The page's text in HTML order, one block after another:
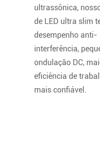
ultrassônica,
de LED ultra slim
desempenho anti-
interferência,
ondulação DC,
eficiência de
mais confiável.